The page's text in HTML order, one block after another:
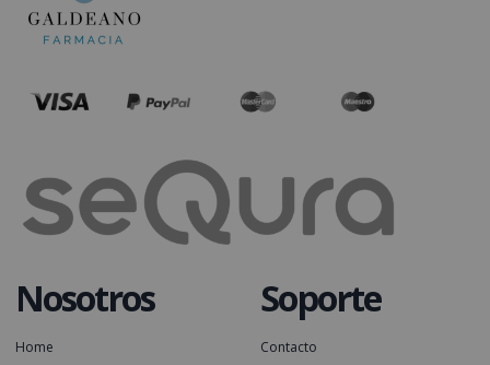
Nosotros
Home
Soporte
Contacto